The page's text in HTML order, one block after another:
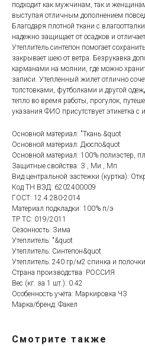
подходит как мужчинам, так и
выступая отличным дополнением
Благодаря плотной ткани с
надежно защищает от осадков и
Утеплитель синтепон помогает
закрывает шею от ветра. Безрукавка
карманами на молнии, где можно
записи. Утепленный жилет отлично
толстовками, футболками и другой
тепло во время работы, прогулок,
указания ФИО присутствует этикетка с
Основной материал: "Ткань &quot
Основной материал: Дюспо&quot
Основной материал: 100% полиэстер,
Защитные свойства: З , Ми , Мп
Вид центральной застежки (куртка):
Код ТН ВЭД: 6202400009
ГОСТ: 12.4.280-2014
Материал подкладки: 100% п/э
ТР ТС: 019/2011
Сезонность: Зима
Утеплитель: "&quot
Утеплитель: Синтепон&quot
Утеплитель: 240 гр/м2 спинка и
Страна производства: РОССИЯ
Вес (кг. за 1 шт.): 0.42
Особенность учёта: Маркировка ЧЗ
Марка/бренд: Факел
Смотрите также
Категории товаров Покупателям